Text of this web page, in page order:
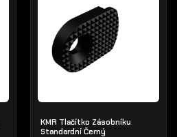
KMR Tlačítko Zásobníku
Standardní Černý